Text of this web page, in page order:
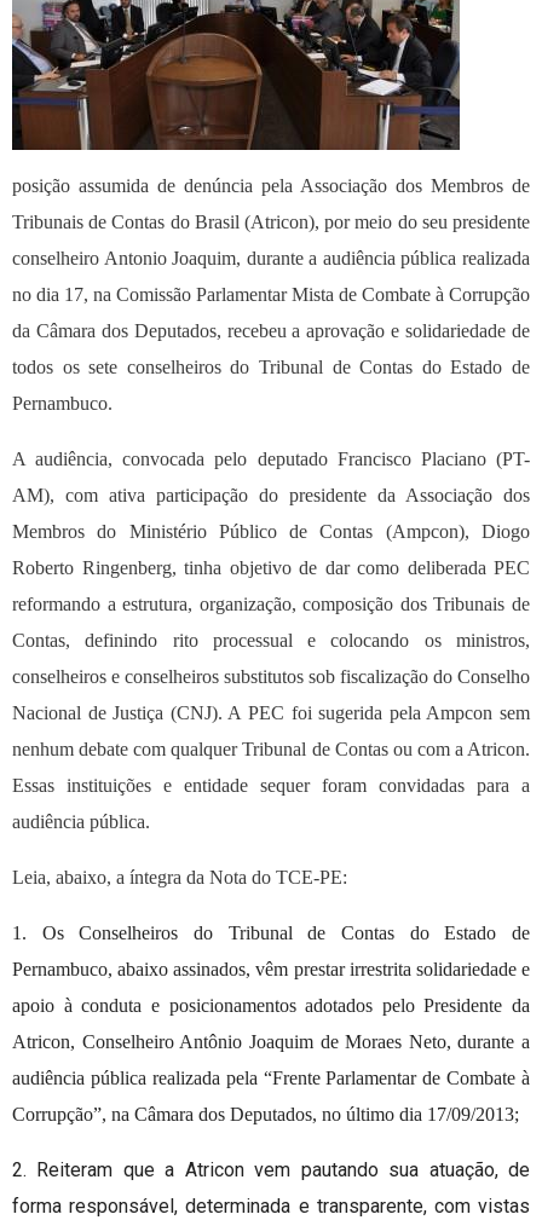
posição assumida de denúncia pela Associação dos Membros de
Tribunais de Contas do Brasil (Atricon), por meio do seu presidente
conselheiro Antonio Joaquim, durante a audiência pública realizada
no dia 17, na Comissão Parlamentar Mista de Combate à Corrupção
da Câmara dos Deputados, recebeu a aprovação e solidariedade de
todos os sete conselheiros do Tribunal de Contas do Estado de
Pernambuco.
A audiência, convocada pelo deputado Francisco Placiano (PT-
AM), com ativa participação do presidente da Associação dos
Membros do Ministério Público de Contas (Ampcon), Diogo
Roberto Ringenberg, tinha objetivo de dar como deliberada PEC
reformando a estrutura, organização, composição dos Tribunais de
Contas, definindo rito processual e colocando os ministros,
conselheiros e conselheiros substitutos sob fiscalização do Conselho
Nacional de Justiça (CNJ). A PEC foi sugerida pela Ampcon sem
nenhum debate com qualquer Tribunal de Contas ou com a Atricon.
Essas instituições e entidade sequer foram convidadas para a
audiência pública.
Leia, abaixo, a íntegra da Nota do TCE-PE:
1. Os Conselheiros do Tribunal de Contas do Estado de
Pernambuco, abaixo assinados, vêm prestar irrestrita solidariedade e
apoio à conduta e posicionamentos adotados pelo Presidente da
Atricon, Conselheiro Antônio Joaquim de Moraes Neto, durante a
audiência pública realizada pela “Frente Parlamentar de Combate à
Corrupção”, na Câmara dos Deputados, no último dia 17/09/2013;
2. Reiteram que a Atricon vem pautando sua atuação, de
forma responsável, determinada e transparente, com vistas